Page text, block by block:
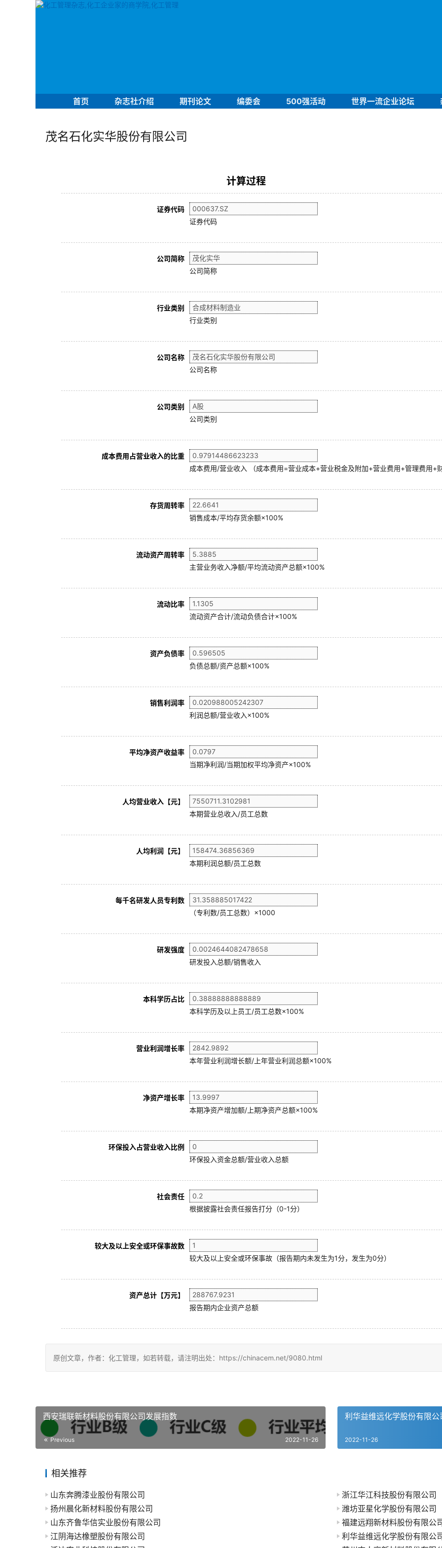
首页 杂志社介绍 期刊论文 编委会 500强活动 世界一流企业论坛
茂名石化实华股份有限公司
计算过程
证券代码
证券代码
公司简称
公司简称
行业类别
行业类别
公司名称
公司名称
公司类别
公司类别
成本费用占营业收入的比重
成本费用/营业收入 （成本费用=营业成本+营业税金及附加+营业费用+管理费用+财
存货周转率
销售成本/平均存货余额×100%
流动资产周转率
主营业务收入净额/平均流动资产总额×100%
流动比率
流动资产合计/流动负债合计×100%
资产负债率
负债总额/资产总额×100%
销售利润率
利润总额/营业收入×100%
平均净资产收益率
当期净利润/当期加权平均净资产×100%
人均营业收入【元】
本期营业总收入/员工总数
人均利润【元】
本期利润总额/员工总数
每千名研发人员专利数
（专利数/员工总数）×1000
研发强度
研发投入总额/销售收入
本科学历占比
本科学历及以上员工/员工总数×100%
营业利润增长率
本年营业利润增长额/上年营业利润总额×100%
净资产增长率
本期净资产增加额/上期净资产总额×100%
环保投入占营业收入比例
环保投入资金总额/营业收入总额
社会责任
根据披露社会责任报告打分（0-1分）
较大及以上安全或环保事故数
较大及以上安全或环保事故（报告期内未发生为1分，发生为0分）
资产总计【万元】
报告期内企业资产总额
原创文章，作者：化工管理，如若转载，请注明出处：https://chinacem.net/9080.html
西安瑞联新材料股份有限公司发展指数
Previous 2022-11-26
利华益维远化学股份有限公
2022-11-26
相关推荐
山东奔腾漆业股份有限公司
浙江华江科技股份有限公司
扬州晨化新材料股份有限公司
潍坊亚星化学股份有限公司
山东齐鲁华信实业股份有限公司
福建远翔新材料股份有限公
江阴海达橡塑股份有限公司
利华益维远化学股份有限公